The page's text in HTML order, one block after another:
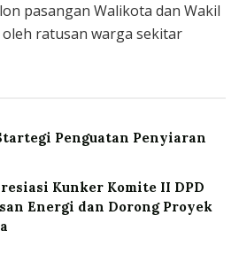
pasangan Walikota dan Wakil
ratusan warga sekitar
Penguatan Penyiaran
Kunker Komite II DPD
Energi dan Dorong Proyek